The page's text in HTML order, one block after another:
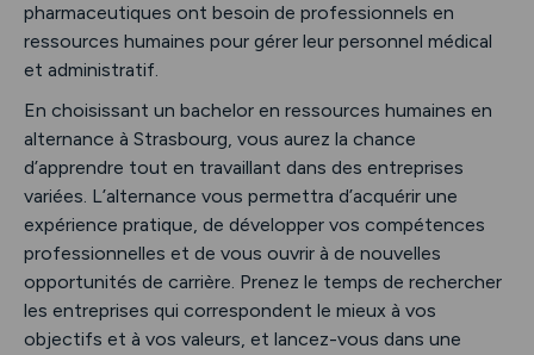
pharmaceutiques ont besoin de professionnels en
ressources humaines pour gérer leur personnel médical
et administratif.
En choisissant un bachelor en ressources humaines en
alternance à Strasbourg, vous aurez la chance
d’apprendre tout en travaillant dans des entreprises
variées. L’alternance vous permettra d’acquérir une
expérience pratique, de développer vos compétences
professionnelles et de vous ouvrir à de nouvelles
opportunités de carrière. Prenez le temps de rechercher
les entreprises qui correspondent le mieux à vos
objectifs et à vos valeurs, et lancez-vous dans une